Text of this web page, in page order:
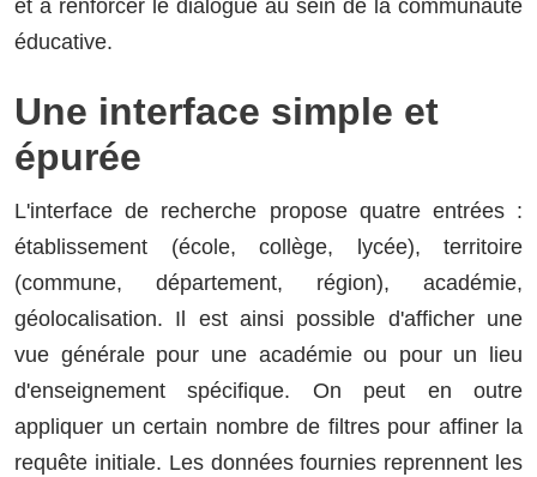
et à renforcer le dialogue au sein de la communauté
éducative.
Une interface simple et
épurée
L'interface de recherche propose quatre entrées :
établissement (école, collège, lycée), territoire
(commune, département, région), académie,
géolocalisation. Il est ainsi possible d'afficher une
vue générale pour une académie ou pour un lieu
d'enseignement spécifique. On peut en outre
appliquer un certain nombre de filtres pour affiner la
requête initiale. Les données fournies reprennent les